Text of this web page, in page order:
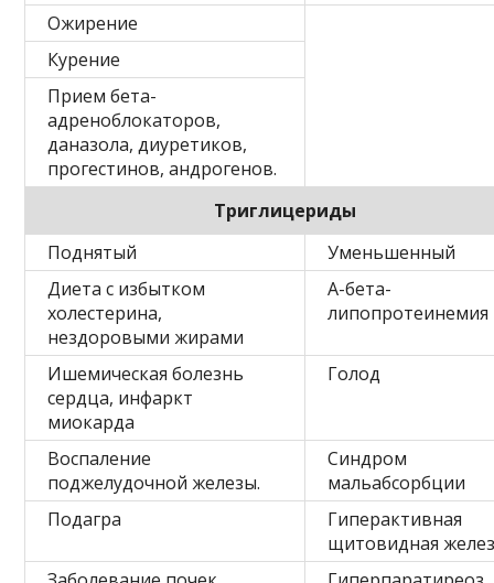
Ожирение
Курение
Прием бета-
адреноблокаторов,
даназола, диуретиков,
прогестинов, андрогенов.
Триглицериды
Поднятый
Уменьшенный
Диета с избытком
холестерина,
нездоровыми жирами
А-бета-
липопротеинемия
Ишемическая болезнь
сердца, инфаркт
миокарда
Голод
Воспаление
поджелудочной железы.
Синдром
мальабсорбции
Подагра
Гиперактивная
щитовидная